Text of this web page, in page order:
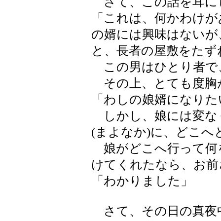
「これは、何かわけ
の婿には興味はない
と、長者の屋敷をた
この男はひとり者で
その上、とても度胸
「わしの娘婿になり
しかし、娘には変な
(まよなか)に、どこへ
娘がどこへ行って何
けてくれたなら、お
「わかりました」
さて、その日の真夜